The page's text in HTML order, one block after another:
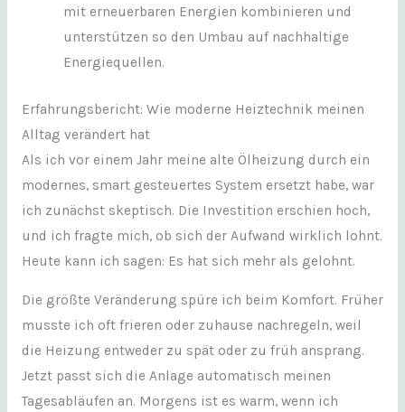
mit erneuerbaren Energien kombinieren und
unterstützen so den Umbau auf nachhaltige
Energiequellen.
Erfahrungsbericht: Wie moderne Heiztechnik meinen
Alltag verändert hat
Als ich vor einem Jahr meine alte Ölheizung durch ein
modernes, smart gesteuertes System ersetzt habe, war
ich zunächst skeptisch. Die Investition erschien hoch,
und ich fragte mich, ob sich der Aufwand wirklich lohnt.
Heute kann ich sagen: Es hat sich mehr als gelohnt.
Die größte Veränderung spüre ich beim Komfort. Früher
musste ich oft frieren oder zuhause nachregeln, weil
die Heizung entweder zu spät oder zu früh ansprang.
Jetzt passt sich die Anlage automatisch meinen
Tagesabläufen an. Morgens ist es warm, wenn ich